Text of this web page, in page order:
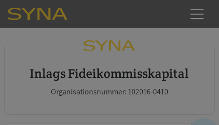
Inlags Fideikommisskapital
Organisationsnummer: 102016-0410